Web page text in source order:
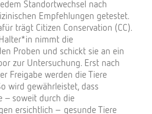
Standortwechsel nach
Empfehlungen getestet.
trägt Citizen Conservation (CC).
nimmt die
Proben und schickt sie an ein
zur Untersuchung. Erst nach
Freigabe werden die Tiere
wird gewährleistet, dass
– soweit durch die
ersichtlich – gesunde Tiere